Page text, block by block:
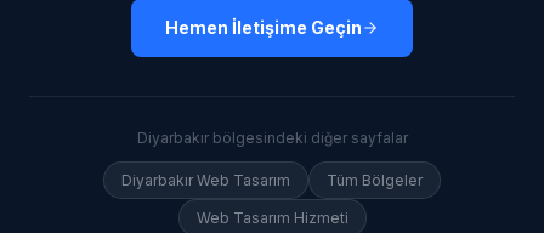
Hemen İletişime Geçin
Diyarbakırbölgesindeki diğer sayfalar
Diyarbakır Web Tasarım Tüm Bölgeler
Web Tasarım Hizmeti